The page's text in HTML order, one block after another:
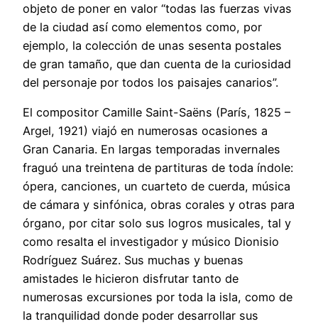
objeto de poner en valor “todas las fuerzas vivas
de la ciudad así como elementos como, por
ejemplo, la colección de unas sesenta postales
de gran tamaño, que dan cuenta de la curiosidad
del personaje por todos los paisajes canarios”.
El compositor Camille Saint-Saëns (París, 1825 –
Argel, 1921) viajó en numerosas ocasiones a
Gran Canaria. En largas temporadas invernales
fraguó una treintena de partituras de toda índole:
ópera, canciones, un cuarteto de cuerda, música
de cámara y sinfónica, obras corales y otras para
órgano, por citar solo sus logros musicales, tal y
como resalta el investigador y músico Dionisio
Rodríguez Suárez. Sus muchas y buenas
amistades le hicieron disfrutar tanto de
numerosas excursiones por toda la isla, como de
la tranquilidad donde poder desarrollar sus